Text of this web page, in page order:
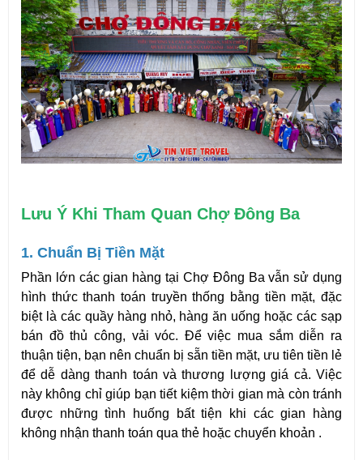
Lưu Ý Khi Tham Quan Chợ Đông Ba
1. Chuẩn Bị Tiền Mặt
Phần lớn các gian hàng tại Chợ Đông Ba vẫn sử dụng
hình thức thanh toán truyền thống bằng tiền mặt, đặc
biệt là các quầy hàng nhỏ, hàng ăn uống hoặc các sạp
bán đồ thủ công, vải vóc. Để việc mua sắm diễn ra
thuận tiện, bạn nên chuẩn bị sẵn tiền mặt, ưu tiên tiền lẻ
để dễ dàng thanh toán và thương lượng giá cả. Việc
này không chỉ giúp bạn tiết kiệm thời gian mà còn tránh
được những tình huống bất tiện khi các gian hàng
không nhận thanh toán qua thẻ hoặc chuyển khoản .